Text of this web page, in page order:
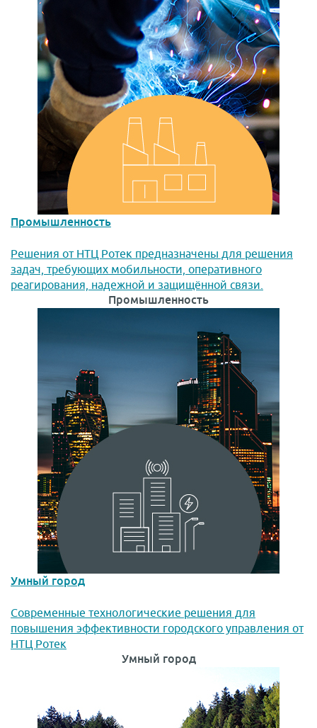
Промышленность
Решения от НТЦ Ротек предназначены для решения
задач, требующих мобильности, оперативного
реагирования, надежной и защищённой связи.
Промышленность
Умный город
Современные технологические решения для
повышения эффективности городского управления от
НТЦ Ротек
Умный город